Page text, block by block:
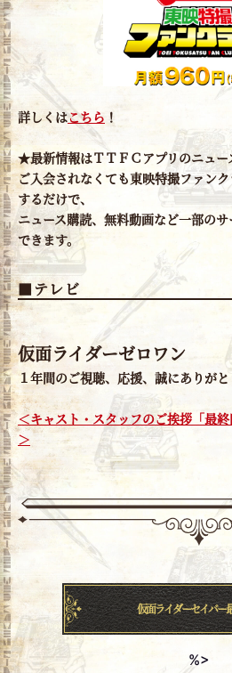
詳しくはこちら ！
★最新情報はＴＴＦＣアプリのニュー
ご入会されなくても東映特撮ファン
するだけで、
ニュース購読、無料動画など一部の
できます。
■テレビ
仮面ライダーゼロワン
１年間のご視聴、応援、誠にありがと
＜キャスト・スタッフのご挨拶「最
＞
仮面ライダーセイバー
%>